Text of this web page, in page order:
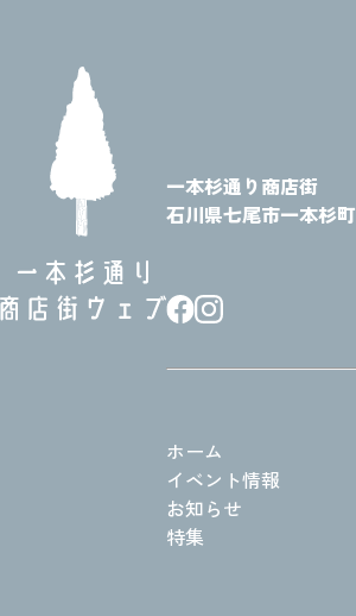
一本杉通り商店街
石川県七尾市一本杉町
ホーム
イベント情報
お知らせ
特集